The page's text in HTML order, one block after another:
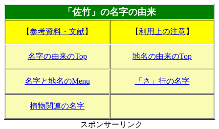
「佐竹」の名字の由来
【参考資料・文献】 【利用上の注意】
名字の由来のTop 地名の由来のTop
名字と地名のMenu 「さ」行の名字
植物関連の名字
スポンサーリンク